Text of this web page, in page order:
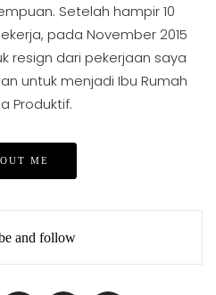
Setelah hampir 10
pada November 2015
resign dari pekerjaan saya
untuk menjadi Ibu Rumah
Produktif.
ME
and follow